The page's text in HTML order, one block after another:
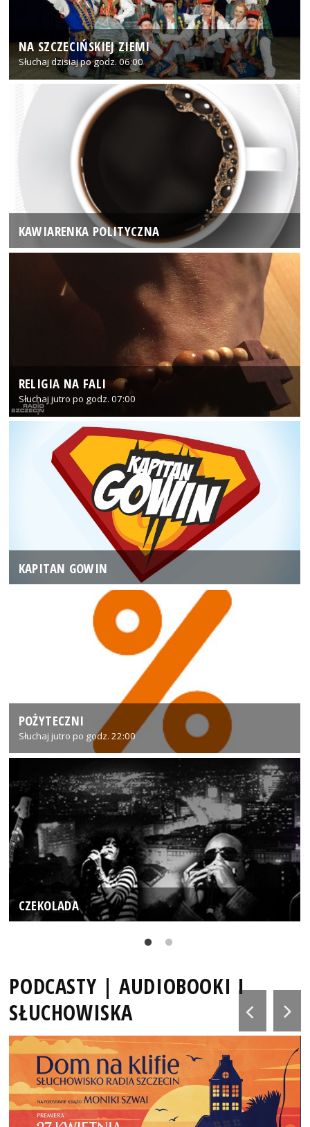
NA SZCZECIŃSKIEJ ZIEMI
Słuchaj dzisiaj po godz. 06:00
KAWIARENKA POLITYCZNA
RELIGIA NA FALI
Słuchaj jutro po godz. 07:00
KAPITAN GOWIN
POŻYTECZNI
Słuchaj jutro po godz. 22:00
CZEKOLADA
PODCASTY | AUDIOBOOKI I
SŁUCHOWISKA